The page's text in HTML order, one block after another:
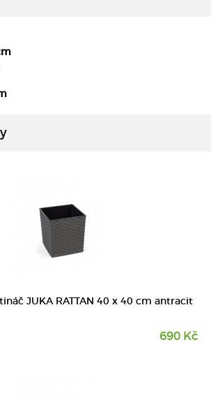
JUKA RATTAN 40 x 40 cm antracit
690 Kč